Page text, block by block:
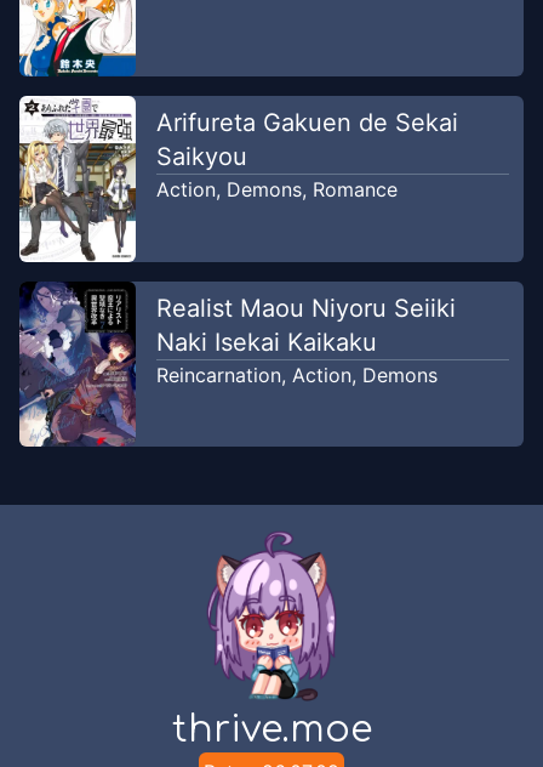
Arifureta Gakuen de Sekai
Saikyou
Action, Demons, Romance
Realist Maou Niyoru Seiiki
Naki Isekai Kaikaku
Reincarnation, Action, Demons
thrive.moe